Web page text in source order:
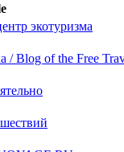
экотуризма
/ Blog of the Free